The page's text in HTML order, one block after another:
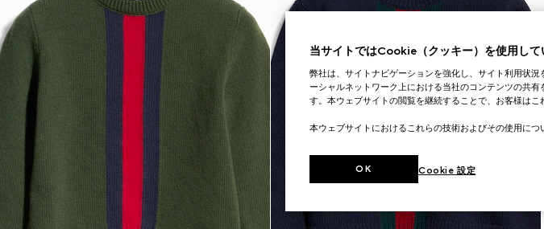
当サイトではCookie（クッキー）を使用して
弊社は、サイトナビゲーションを強化し、サイト利用状
ーシャルネットワーク上における当社のコンテンツの共
す。本ウェブサイトの閲覧を継続することで、お客様はこ
本ウェブサイトにおけるこれらの技術およびその使用につ
Cookie 設定
OK